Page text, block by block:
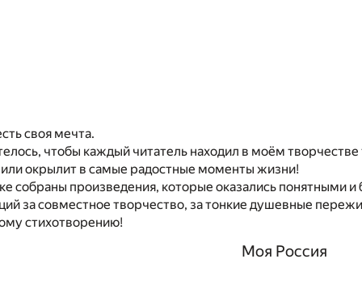
своя мечта.
чтобы каждый читатель находил в моём
окрылит в самые радостные моменты жизни!
собраны произведения, которые оказались понятными
за совместное творчество, за тонкие душевные
стихотворению!
Моя Россия